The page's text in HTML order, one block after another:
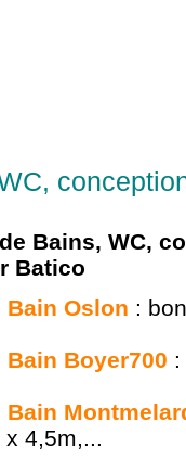
Bains, WC,
Batico
Bain Oslon :
Boyer700
Bain
4,5m,...